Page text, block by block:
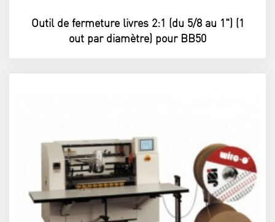
Outil de fermeture livres 2:1 (du 5/8 au 1") (1
out par diamètre) pour BB50